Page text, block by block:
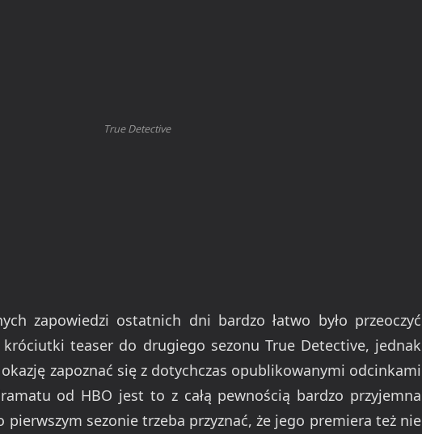
True Detective
zapowiedzi ostatnich dni bardzo łatwo było przeoczyć
króciutki teaser do drugiego sezonu True Detective, jednak
zapoznać się z dotychczas opublikowanymi odcinkami
od HBO jest to z całą pewnością bardzo przyjemna
pierwszym sezonie trzeba przyznać, że jego premiera też nie